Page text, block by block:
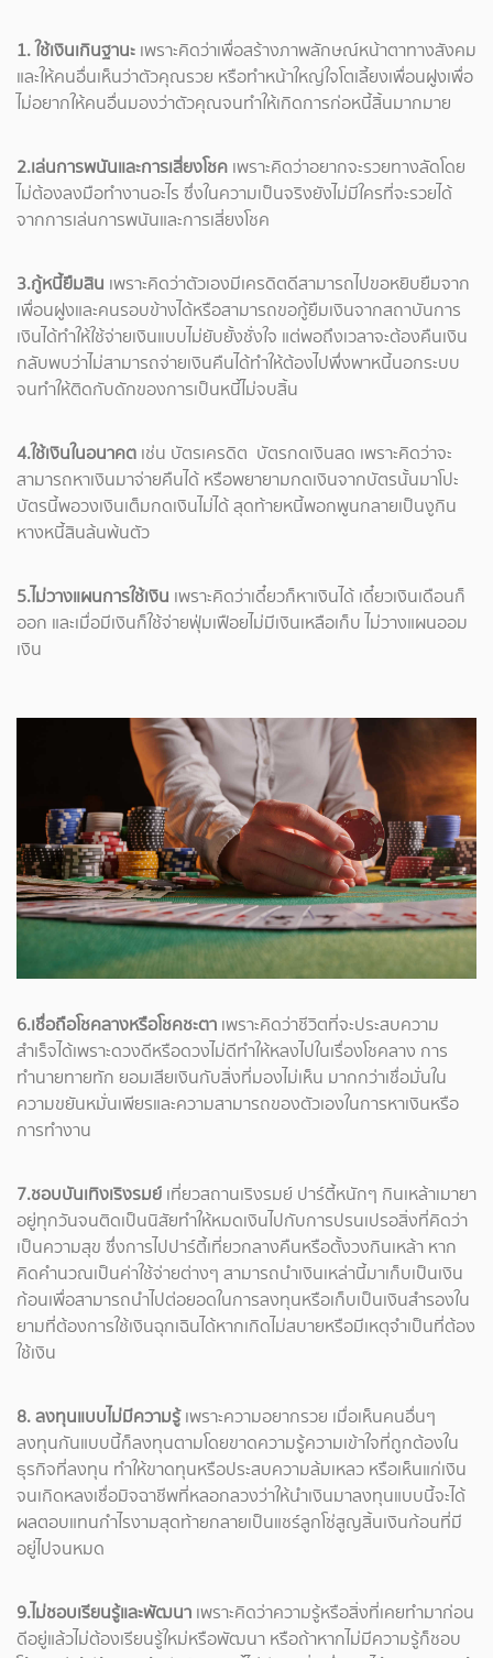
1. ใช้เงินเกินฐานะ เพราะคิดว่าเพื่อสร้างภาพลักษณ์หน้าตาทางสังคม
และให้คนอื่นเห็นว่าตัวคุณรวย หรือทำหน้าใหญ่ใจโตเลี้ยงเพื่อนฝูงเพื่อ
ไม่อยากให้คนอื่นมองว่าตัวคุณจนทำให้เกิดการก่อหนี้สิ้นมากมาย
2.เล่นการพนันและการเสี่ยงโชค เพราะคิดว่าอยากจะรวยทางลัดโดย
ไม่ต้องลงมือทำงานอะไร ซึ่งในความเป็นจริงยังไม่มีใครที่จะรวยได้
จากการเล่นการพนันและการเสี่ยงโชค
3.กู้หนี้ยืมสิน เพราะคิดว่าตัวเองมีเครดิตดีสามารถไปขอหยิบยืมจาก
เพื่อนฝูงและคนรอบข้างได้หรือสามารถขอกู้ยืมเงินจากสถาบันการ
เงินได้ทำให้ใช้จ่ายเงินแบบไม่ยับยั้งชั่งใจ แต่พอถึงเวลาจะต้องคืนเงิน
กลับพบว่าไม่สามารถจ่ายเงินคืนได้ทำให้ต้องไปพึ่งพาหนี้นอกระบบ
จนทำให้ติดกับดักของการเป็นหนี้ไม่จบสิ้น
4.ใช้เงินในอนาคต เช่น บัตรเครดิต บัตรกดเงินสด เพราะคิดว่าจะ
สามารถหาเงินมาจ่ายคืนได้ หรือพยายามกดเงินจากบัตรนั้นมาโปะ
บัตรนี้พอวงเงินเต็มกดเงินไม่ได้ สุดท้ายหนี้พอกพูนกลายเป็นงูกิน
หางหนี้สินล้นพ้นตัว
5.ไม่วางแผนการใช้เงิน เพราะคิดว่าเดี๋ยวก็หาเงินได้ เดี๋ยวเงินเดือนก็
ออก และเมื่อมีเงินก็ใช้จ่ายฟุ่มเฟือยไม่มีเงินเหลือเก็บ ไม่วางแผนออม
เงิน
6.เชื่อถือโชคลางหรือโชคชะตา เพราะคิดว่าชีวิตที่จะประสบความ
สำเร็จได้เพราะดวงดีหรือดวงไม่ดีทำให้หลงไปในเรื่องโชคลาง การ
ทำนายทายทัก ยอมเสียเงินกับสิ่งที่มองไม่เห็น มากกว่าเชื่อมั่นใน
ความขยันหมั่นเพียรและความสามารถของตัวเองในการหาเงินหรือ
การทำงาน
7.ชอบบันเทิงเริงรมย์ เที่ยวสถานเริงรมย์ ปาร์ตี้หนักๆ กินเหล้าเมายา
อยู่ทุกวันจนติดเป็นนิสัยทำให้หมดเงินไปกับการปรนเปรอสิ่งที่คิดว่า
เป็นความสุข ซึ่งการไปปาร์ตี้เที่ยวกลางคืนหรือตั้งวงกินเหล้า หาก
คิดคำนวณเป็นค่าใช้จ่ายต่างๆ สามารถนำเงินเหล่านี้มาเก็บเป็นเงิน
ก้อนเพื่อสามารถนำไปต่อยอดในการลงทุนหรือเก็บเป็นเงินสำรองใน
ยามที่ต้องการใช้เงินฉุกเฉินได้หากเกิดไม่สบายหรือมีเหตุจำเป็นที่ต้อง
ใช้เงิน
8. ลงทุนแบบไม่มีความรู้เพราะความอยากรวย เมื่อเห็นคนอื่นๆ
ลงทุนกันแบบนี้ก็ลงทุนตามโดยขาดความรู้ความเข้าใจที่ถูกต้องใน
ธุรกิจที่ลงทุน ทำให้ขาดทุนหรือประสบความล้มเหลว หรือเห็นแก่เงิน
จนเกิดหลงเชื่อมิจฉาชีพที่หลอกลวงว่าให้นำเงินมาลงทุนแบบนี้จะได้
ผลตอบแทนกำไรงามสุดท้ายกลายเป็นแชร์ลูกโซ่สูญสิ้นเงินก้อนที่มี
อยู่ไปจนหมด
9.ไม่ชอบเรียนรู้และพัฒนา เพราะคิดว่าความรู้หรือสิ่งที่เคยทำมาก่อน
ดีอยู่แล้วไม่ต้องเรียนรู้ใหม่หรือพัฒนา หรือถ้าหากไม่มีความรู้ก็ชอบ